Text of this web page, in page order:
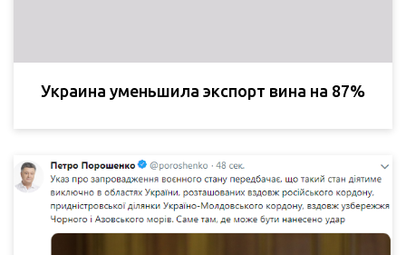
Украина уменьшила экспорт вина на 87%